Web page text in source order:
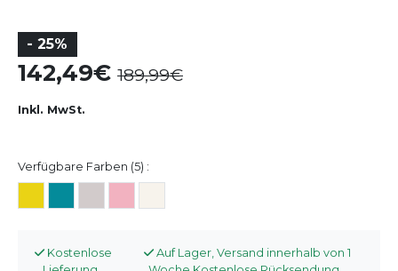
- 25%
142,49 189,99
Inkl. MwSt.
Verfügbare Farben (5) :
Kostenlose
Auf Lager, Versand innerhalb von 1